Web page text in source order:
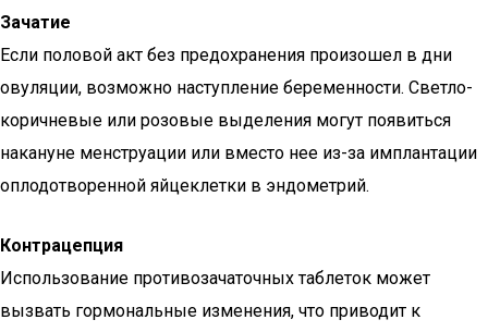
Зачатие
Если половой акт без предохранения произошел в дни
овуляции, возможно наступление беременности. Светло-
коричневые или розовые выделения могут появиться
накануне менструации или вместо нее из-за имплантации
оплодотворенной яйцеклетки в эндометрий.
Контрацепция
Использование противозачаточных таблеток может
вызвать гормональные изменения, что приводит к